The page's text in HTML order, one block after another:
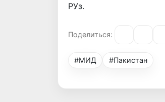
РУз.
Поделиться:
#МИД #Пакистан